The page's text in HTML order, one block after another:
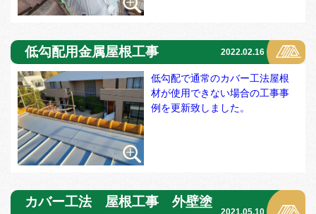
低勾配用金属屋根工事 2022.02.16
低勾配で通常のカバー工法屋根
材が使用できない場合の工事事
例を更新致しました。
カバー工法 屋根工事 外壁塗
2021.05.10